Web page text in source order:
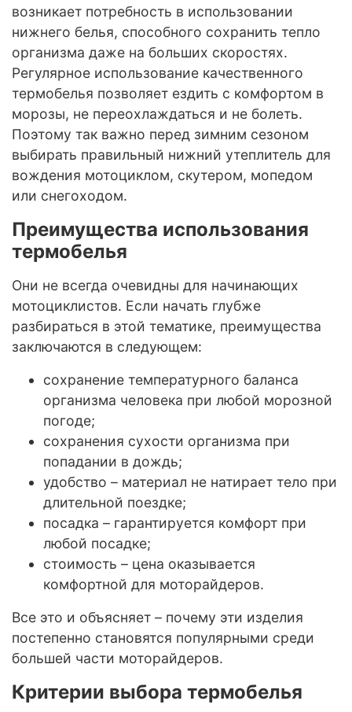
возникает потребность в использовании
нижнего белья, способного сохранить тепло
организма даже на больших скоростях.
Регулярное использование качественного
термобелья позволяет ездить с комфортом в
морозы, не переохлаждаться и не болеть.
Поэтому так важно перед зимним сезоном
выбирать правильный нижний утеплитель для
вождения мотоциклом, скутером, мопедом
или снегоходом.
Преимущества использования
термобелья
Они не всегда очевидны для начинающих
мотоциклистов. Если начать глубже
разбираться в этой тематике, преимущества
заключаются в следующем:
сохранение температурного баланса
организма человека при любой морозной
погоде;
сохранения сухости организма при
попадании в дождь;
удобство – материал не натирает тело при
длительной поездке;
посадка – гарантируется комфорт при
любой посадке;
стоимость – цена оказывается
комфортной для моторайдеров.
Все это и объясняет – почему эти изделия
постепенно становятся популярными среди
большей части моторайдеров.
Критерии выбора термобелья